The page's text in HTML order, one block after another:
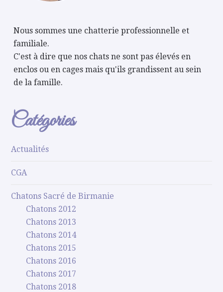
Nous sommes une chatterie professionnelle et
familiale.
C'est à dire que nos chats ne sont pas élevés en
enclos ou en cages mais qu'ils grandissent au sein
de la famille.
Catégories
Actualités
CGA
Chatons Sacré de Birmanie
Chatons 2012
Chatons 2013
Chatons 2014
Chatons 2015
Chatons 2016
Chatons 2017
Chatons 2018